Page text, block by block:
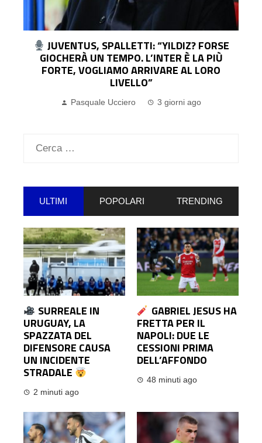
JUVENTUS, SPALLETTI: “YILDIZ? FORSE
GIOCHERÀ UN TEMPO. L’INTER È LA PIÙ
FORTE, VOGLIAMO ARRIVARE AL LORO
LIVELLO”
Pasquale Ucciero 3 giorni ago
Ricerca
ULTIMI POPOLARI TRENDING
SURREALE IN
URUGUAY, LA
SPAZZATA DEL
DIFENSORE CAUSA
UN INCIDENTE
STRADALE
2 minuti ago
GABRIEL JESUS HA
FRETTA PER IL
NAPOLI: DUE LE
CESSIONI PRIMA
DELL’AFFONDO
48 minuti ago